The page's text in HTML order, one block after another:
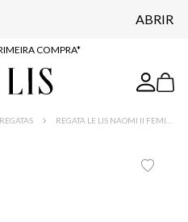
ABRIR
O APP
COMPRA*
E RETIRE EM LOJA*
REGATAS